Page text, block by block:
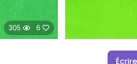
305 6
Écrire